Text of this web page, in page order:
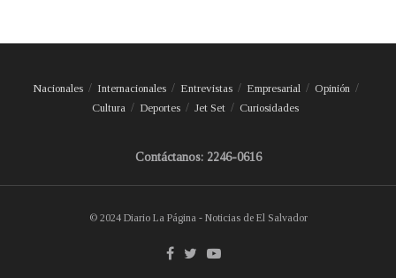
Nacionales Internacionales Entrevistas Empresarial
Opinión
Cultura
Deportes Jet Set Curiosidades
Contáctanos: 2246-0616
© 2024 Diario La Página - Noticias de El Salvador